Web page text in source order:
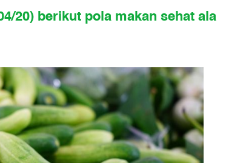
20) berikut pola makan sehat ala